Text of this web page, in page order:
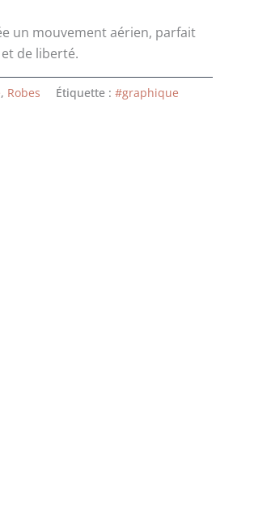
un mouvement aérien, parfait
de liberté.
, Robes Étiquette : #graphique